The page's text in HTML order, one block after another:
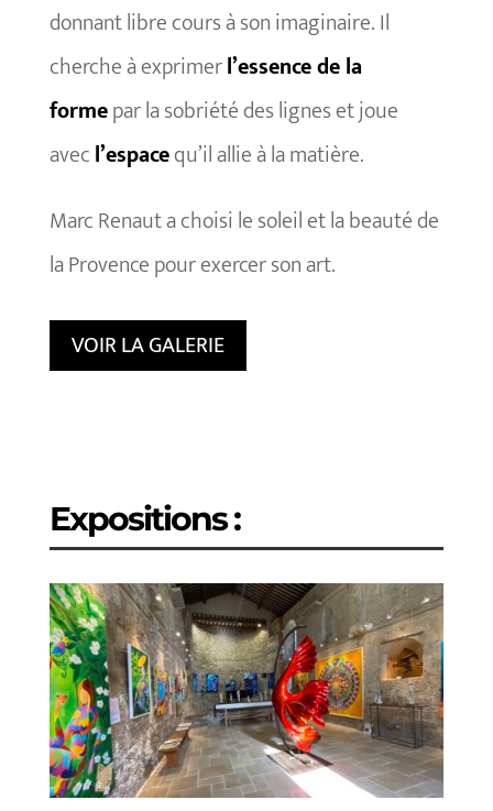
donnant libre cours à son imaginaire. Il
cherche à exprimerl’essence de la
formepar la sobriété des lignes et joue
avecl’espacequ’il allie à la matière.
Marc Renaut a choisi le soleil et la beauté de
la Provence pour exercer son art.
VOIR LA GALERIE
Expositions :